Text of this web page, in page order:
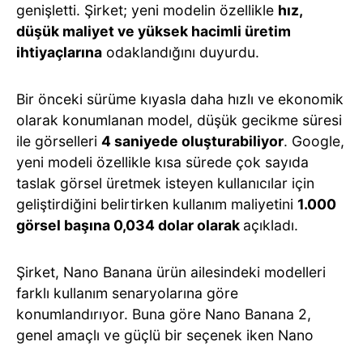
genişletti. Şirket; yeni modelin özellikle hız,
düşük maliyet ve yüksek hacimli üretim
ihtiyaçlarına odaklandığını duyurdu.
Bir önceki sürüme kıyasla daha hızlı ve ekonomik
olarak konumlanan model, düşük gecikme süresi
ile görselleri 4 saniyede oluşturabiliyor. Google,
yeni modeli özellikle kısa sürede çok sayıda
taslak görsel üretmek isteyen kullanıcılar için
geliştirdiğini belirtirken kullanım maliyetini 1.000
görsel başına 0,034 dolar olarak açıkladı.
Şirket, Nano Banana ürün ailesindeki modelleri
farklı kullanım senaryolarına göre
konumlandırıyor. Buna göre Nano Banana 2,
genel amaçlı ve güçlü bir seçenek iken Nano